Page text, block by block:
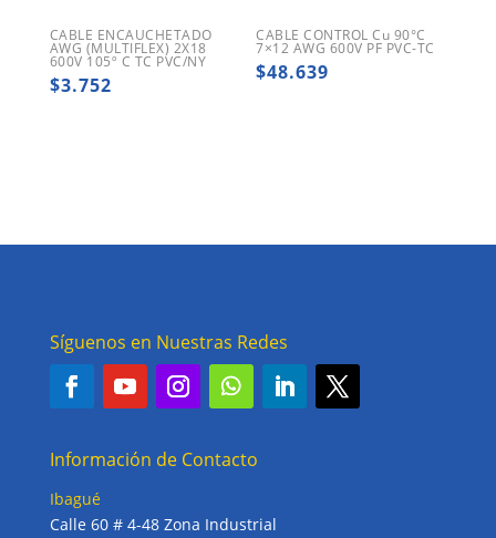
CABLE ENCAUCHETADO
AWG (MULTIFLEX) 2X18
600V 105º C TC PVC/NY
$3.752
CABLE CONTROL Cu 90°C
7×12 AWG 600V PF PVC-TC
$48.639
Síguenos en Nuestras Redes
Información de Contacto
Ibagué
Calle 60 # 4-48 Zona Industrial